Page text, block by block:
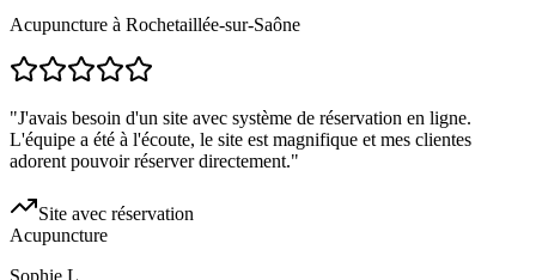
Acupuncture à Rochetaillée-sur-Saône
"J'avais besoin d'un site avec système de réservation en ligne.
L'équipe a été à l'écoute, le site est magnifique et mes clientes
adorent pouvoir réserver directement."
Site avec réservation
Acupuncture